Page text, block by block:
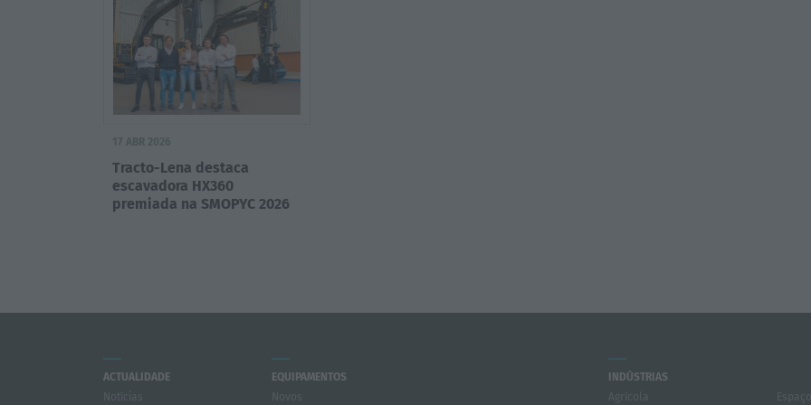
Tracto-Lena destaca
escavadora HX360
premiada na SMOPYC 2026
ACTUALIDADE
EQUIPAMENTOS
INDÚSTRIAS